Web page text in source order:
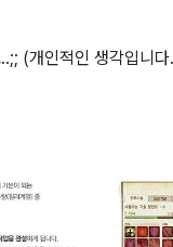
(개인적인 생각입니다